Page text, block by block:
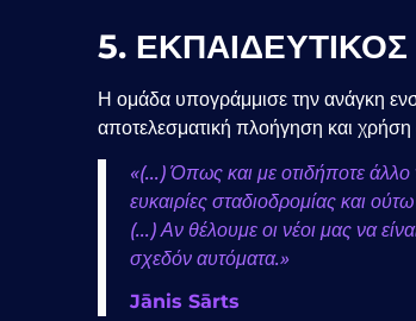
5.
Η ομάδα υπογράμμισε την ανάγκη
αποτελεσματική πλοήγηση και
«(...) Όπως και με οτιδήποτε
ευκαιρίες σταδιοδρομίας και
(...) Αν θέλουμε οι νέοι μας να
σχεδόν αυτόματα.»
Jānis Sārts